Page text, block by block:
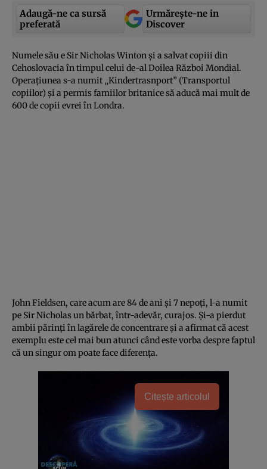
Adaugă-ne ca sursă
preferată
Urmărește-ne in
Discover
Numele său e Sir Nicholas Winton şi a salvat copiii din
Cehoslovacia în timpul celui de-al Doilea Război Mondial.
Operaţiunea s-a numit „Kindertrasnport” (Transportul
copiilor) şi a permis famiilor britanice să aducă mai mult de
600 de copii evrei în Londra.
John Fieldsen, care acum are 84 de ani şi 7 nepoţi, l-a numit
pe Sir Nicholas un bărbat, într-adevăr, curajos. Şi-a pierdut
ambii părinţi în lagărele de concentrare şi a afirmat că acest
exemplu este cel mai bun atunci când este vorba despre faptul
că un singur om poate face diferenţa.
Citește articolul